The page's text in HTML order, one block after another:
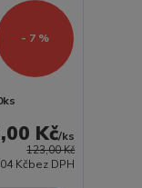
- 7 %
123,00 Kč
Kč/ks
Kčbez DPH